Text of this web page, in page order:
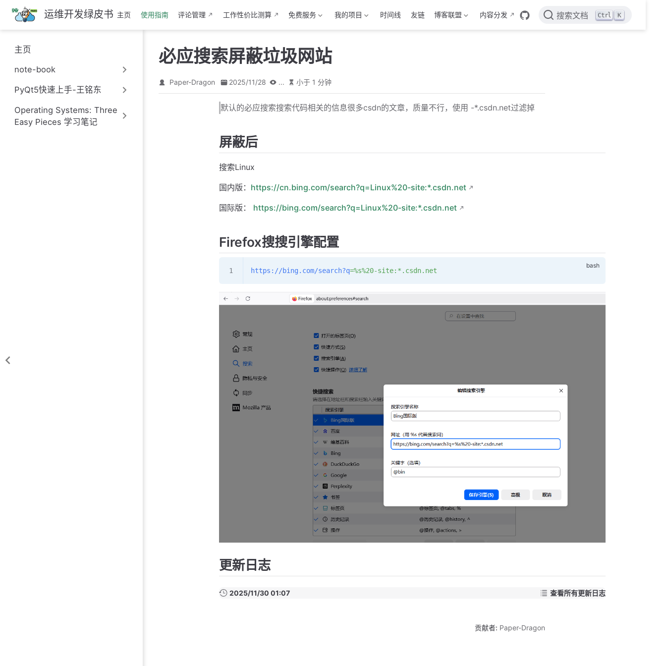
跳
至
主
要
內
运维开发绿皮书 主页 使用指南 评论管理 工作性价比测算 免费服务 我的项目 时间线 友链 博客联盟 内容分发 搜索文档 Ctrl K
主页
note-book
PyQt5快速上手-王铭东
Operating Systems: Three
Easy Pieces 学习笔记
必应搜索屏蔽垃圾网站
Paper-Dragon 2025/11/28 ... 小于 1 分钟
默认的必应搜索搜索代码相关的信息很多csdn的文章，质量不行，使用 -*.csdn.net过滤掉
屏蔽后
搜索Linux
国内版： https://cn.bing.com/search?q=Linux%20-site:*.csdn.net
国际版： https://bing.com/search?q=Linux%20-site:*.csdn.net
Firefox搜搜引擎配置
https://bing.com/search?q=%s%20-site:*.csdn.net
更新日志
2025/11/30 01:07 查看所有更新日志
贡献者: Paper-Dragon